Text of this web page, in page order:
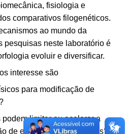
fisiologia e
comparativos filogenéticos.
ao mundo da
pesquisas neste laboratório é
evoluir e diversificar.
interesse são
para modificação de
limitar ou acelerar a
de estruturas morfológicas?